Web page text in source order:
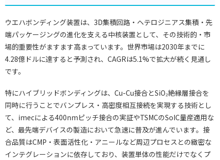
ウエハボンディング装置は、3D集積回路・ヘテロジニアス集積・先
端パッケージングの進化を支える中核装置として、その技術的・市
場的重要性がますます高まっています。世界市場は2030年までに
4.28億ドルに達すると予測され、CAGRは5.1%で拡大が続く見通し
です。
特にハイブリッドボンディングは、Cu-Cu接合とSiO₂絶縁層接合を
同時に行うことでバンプレス・高密度相互接続を実現する技術とし
て、imecによる400nmピッチ接合の実証やTSMCのSoIC量産適用な
ど、最先端デバイスの製造において急速に普及が進んでいます。接
合品質はCMP・表面活性化・アニールなど周辺プロセスとの緻密な
インテグレーションに依存しており、装置単体の性能だけでなくプ